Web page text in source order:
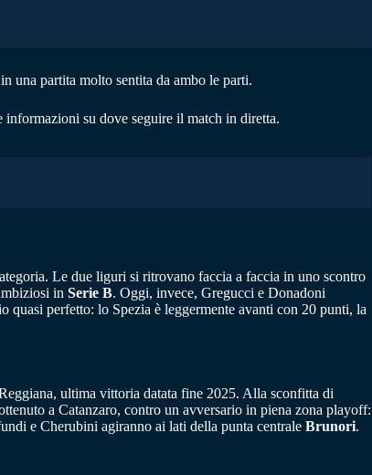
una partita molto sentita da ambo le parti.
informazioni su dove seguire il match in diretta.
Le due liguri si ritrovano faccia a faccia in uno scontro
in Serie B. Oggi, invece, Gregucci e Donadoni
quasi perfetto: lo Spezia è leggermente avanti con 20 punti, la
ultima vittoria datata fine 2025. Alla sconfitta di
a Catanzaro, contro un avversario in piena zona playoff:
e Cherubini agiranno ai lati della punta centrale Brunori.